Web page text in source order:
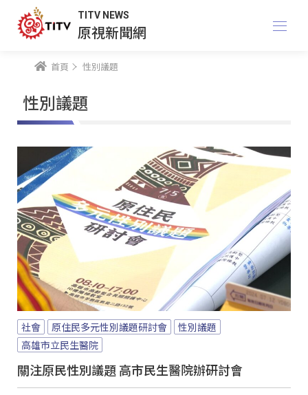
TITV NEWS
原視新聞網
首頁 性別議題
性別議題
社會 原住民多元性別議題研討會
性別議題
高雄市立民生醫院
關注原民性別議題 高市民生醫院辦研討會